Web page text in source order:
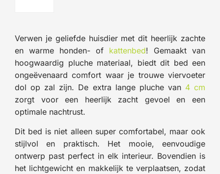
Verwen je geliefde huisdier met dit heerlijk zachte
en warme honden- of kattenbed! Gemaakt van
hoogwaardig pluche materiaal, biedt dit bed een
ongeëvenaard comfort waar je trouwe viervoeter
dol op zal zijn. De extra lange pluche van 4 cm
zorgt voor een heerlijk zacht gevoel en een
optimale nachtrust.
Dit bed is niet alleen super comfortabel, maar ook
stijlvol en praktisch. Het mooie, eenvoudige
ontwerp past perfect in elk interieur. Bovendien is
het lichtgewicht en makkelijk te verplaatsen, zodat